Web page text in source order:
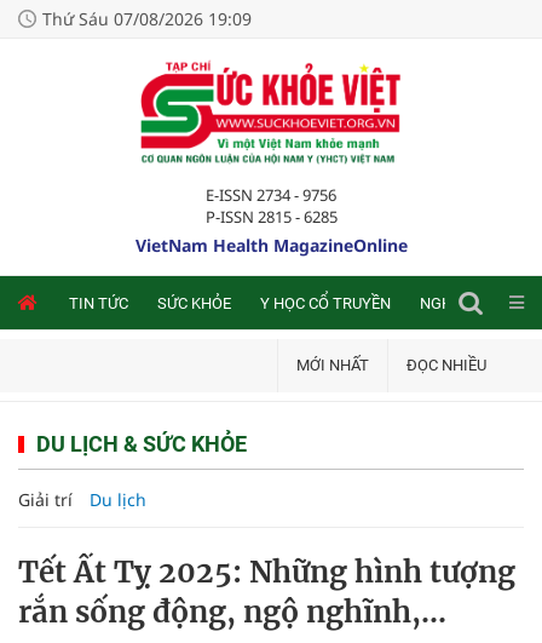
Thứ Sáu 07/08/2026 19:09
E-ISSN 2734 - 9756
P-ISSN 2815 - 6285
VietNam Health MagazineOnline
TIN TỨC SỨC KHỎE Y HỌC CỔ TRUYỀN NGHIÊN CỨU
MỚI NHẤT ĐỌC NHIỀU
DU LỊCH & SỨC KHỎE
Giải trí Du lịch
Tết Ất Tỵ 2025: Những hình tượng
rắn sống động, ngộ nghĩnh,…